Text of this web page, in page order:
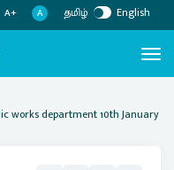
A+ A தமிழ் English
works department 10th January